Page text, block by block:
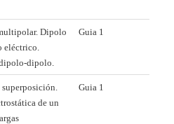
Dipolo
eléctrico.
dipolo.
Guia 1
de un
Guia 1